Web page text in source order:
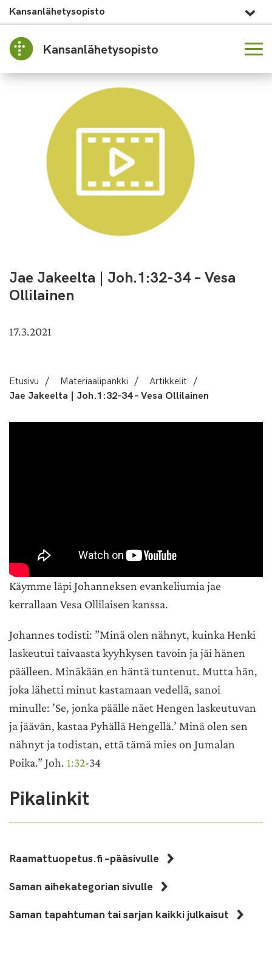
Kansanlähetysopisto
Kansanlähetysopisto
Jae Jakeelta | Joh.1:32-34 – Vesa
Ollilainen
17.3.2021
Etusivu / Materiaalipankki / Artikkelit /
Jae Jakeelta | Joh.1:32-34 – Vesa Ollilainen
Käymme läpi Johanneksen evankeliumia jae
kerrallaan Vesa Ollilaisen kanssa.
Johannes todisti: ”Minä olen nähnyt, kuinka Henki
laskeutui taivaasta kyyhkysen tavoin ja jäi hänen
päälleen. Minäkään en häntä tuntenut. Mutta hän,
joka lähetti minut kastamaan vedellä, sanoi
minulle: ’Se, jonka päälle näet Hengen laskeutuvan
ja jäävän, kastaa Pyhällä Hengellä.’ Minä olen sen
nähnyt ja todistan, että tämä mies on Jumalan
Poika.” Joh. 1:32-34
Pikalinkit
Raamattuopetus.fi –pääsivulle
Saman aihekategorian sivulle
Saman tapahtuman tai sarjan kaikki julkaisut